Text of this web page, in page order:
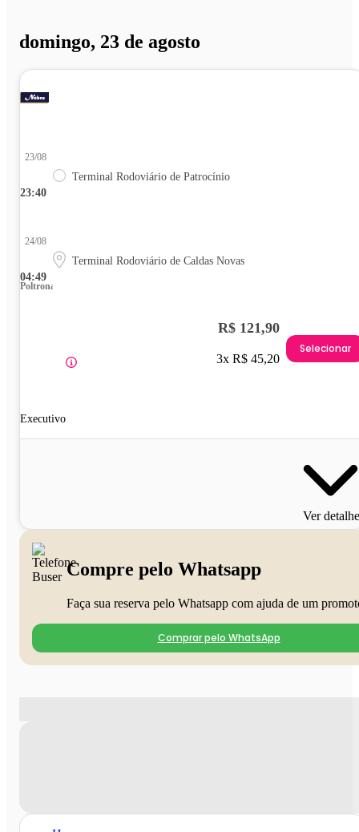
domingo, 23 de agosto
23:40
23/08
Terminal Rodoviário de Patrocínio
04:49
24/08
Terminal Rodoviário de Caldas Novas
Poltrona
Executivo
R$ 121,90
3x R$ 45,20
Selecionar
Ver
Compre pelo Whatsapp
Faça sua reserva pelo Whatsapp com ajuda de um
Comprar pelo WhatsApp